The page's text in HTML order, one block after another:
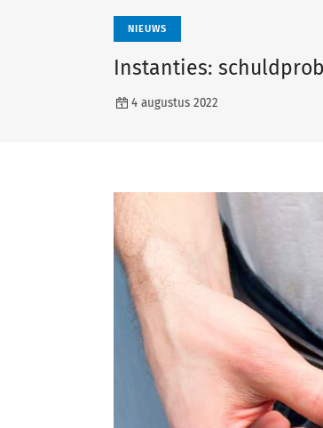
NIEUWS
Instanties:
4 augustus 2022